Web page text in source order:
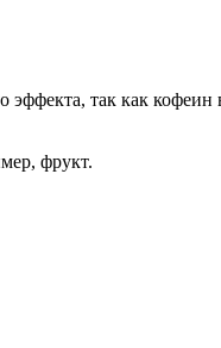
так как кофеин
фрукт.